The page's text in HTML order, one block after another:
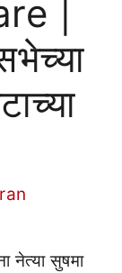
|
नेत्या सुषमा